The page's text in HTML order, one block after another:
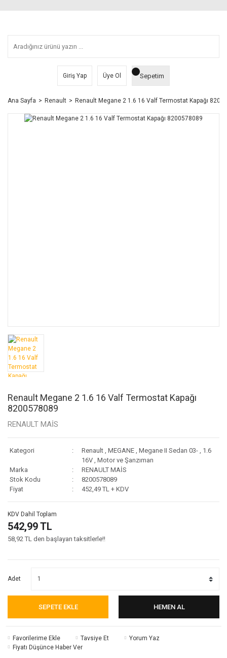
Giriş Yap Üye Ol Sepetim
Ana Sayfa Renault Renault Megane 2 1.6 16 Valf Termostat Kapağı
Renault Megane 2 1.6 16 Valf Termostat Kapağı
8200578089
RENAULT MAİS
Kategori Renault MEGANE Megane II Sedan 03-
1.6
16V Motor ve Şanzıman
Marka
RENAULT MAİS
Stok Kodu
8200578089
Fiyat
452,49 TL + KDV
KDV Dahil Toplam
542,99 TL
58,92 TL den başlayan taksitlerle!!
Adet
SEPETE EKLE HEMEN AL
Tavsiye Et
Yorum Yaz
Fiyatı Düşünce Haber Ver